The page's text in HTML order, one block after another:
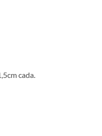
cada.